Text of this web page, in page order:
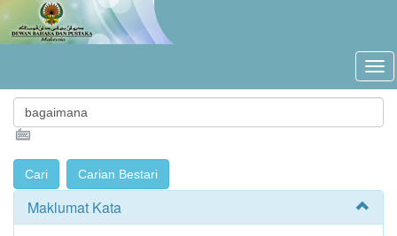
Maklumat Kata